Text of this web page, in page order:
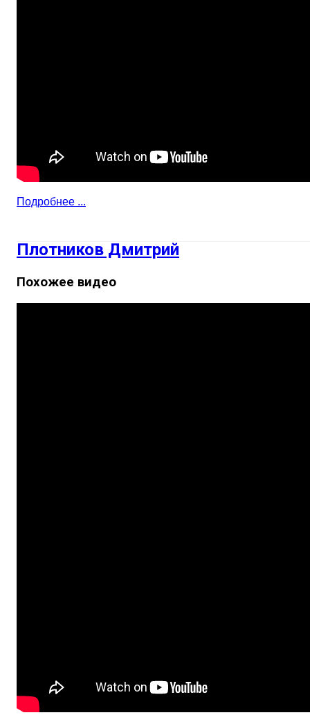
Подробнее ...
Плотников Дмитрий
Похожее видео